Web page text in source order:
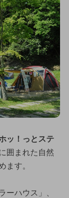
ッ！っとステ
囲まれた自然
ます。
ーハウス」、